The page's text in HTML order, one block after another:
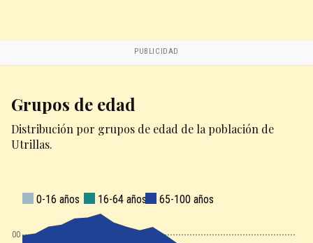
PUBLICIDAD
Grupos de edad
Distribución por grupos de edad de la población de
Utrillas.
3200
0-16 años 16-64 años 65-100 años